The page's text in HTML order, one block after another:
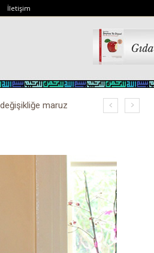
İletişim
maruz